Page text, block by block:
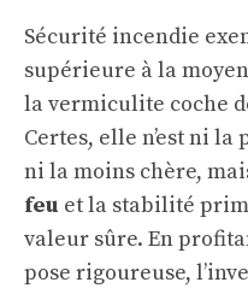
Sécurité incendie
supérieure à la
la vermiculite coche
Certes, elle n’est ni
ni la moins chère,
feu et la stabilité
valeur sûre. En
pose rigoureuse,